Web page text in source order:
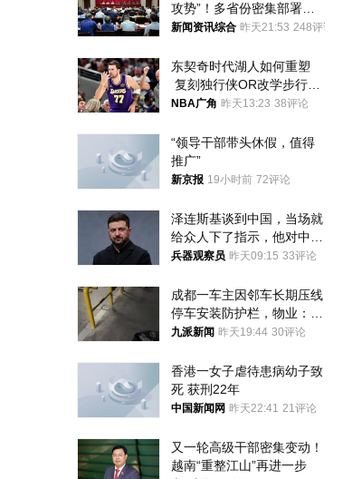
攻势”！多省份密集部署，
公布举报方式
新闻资讯综合 昨天21:53 248评论
东契奇时代湖人如何重塑
复刻独行侠OR改学步行
者？
NBA广角 昨天13:23 38评论
“领导干部带头休假，值得
推广”
新京报 19小时前 72评论
泽连斯基谈到中国，当场就
给众人下了指示，他对中国
和中乌关系，显然又有了新
兵器观察员 昨天09:15 33评论
成都一车主因邻车长期压线
停车安装防护栏，物业：不
建议装护栏，也会影响自身
九派新闻 昨天19:44 30评论
香港一女子虐待患病幼子致
死 获刑22年
中国新闻网 昨天22:41 21评论
又一轮高级干部密集变动！
越南“重整江山”再进一步